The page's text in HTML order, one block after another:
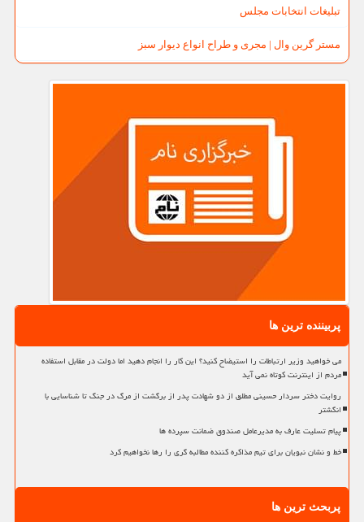
تبلیغات انتخابات مجلس
مستر گرین وال | مجری و طراح انواع دیوار سبز
پربیننده ترین ها
می خواهید وزیر ارتباطات را استیضاح کنید؟ این کار را انجام دهید اما دولت در مقابل استفاده
مردم از اینترنت کوتاه نمی آید
روایت دختر سردار حسینی مطلق از دو شهادت پدر از برگشت از مرگ در جنگ تا شناسایی با
انگشتر
پیام تسلیت عارف به مدیرعامل صندوق ضمانت سپرده ها
خط و نشان نبویان برای تیم مذاکره کننده مطالبه گری را رها نخواهیم کرد
پربحث ترین ها